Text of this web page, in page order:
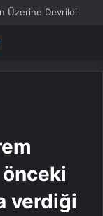
TBMM Başkanvekili Celal Adan’ın Vefat Eden Danışmanı Gülhan Demiral Son Yolculuğuna Uğurlandı
önceki
verdiği